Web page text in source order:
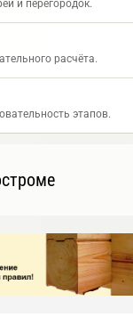
и перегородок.
расчёта.
этапов.